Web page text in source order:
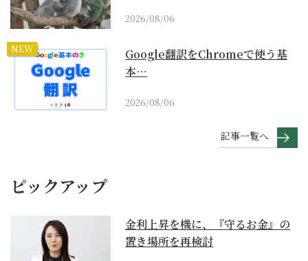
2026/08/06
NEW
Google翻訳をChromeで使う基
本…
2026/08/06
記事一覧へ
ピックアップ
金利上昇を機に、『守るお金』の
置き場所を再検討